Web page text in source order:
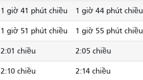
1 giờ 41 phút chiều 1 giờ 44 phút chiều
1 giờ 51 phút chiều 1 giờ 55 phút chiều
2:01 chiều 2:05 chiều
2:10 chiều 2:14 chiều